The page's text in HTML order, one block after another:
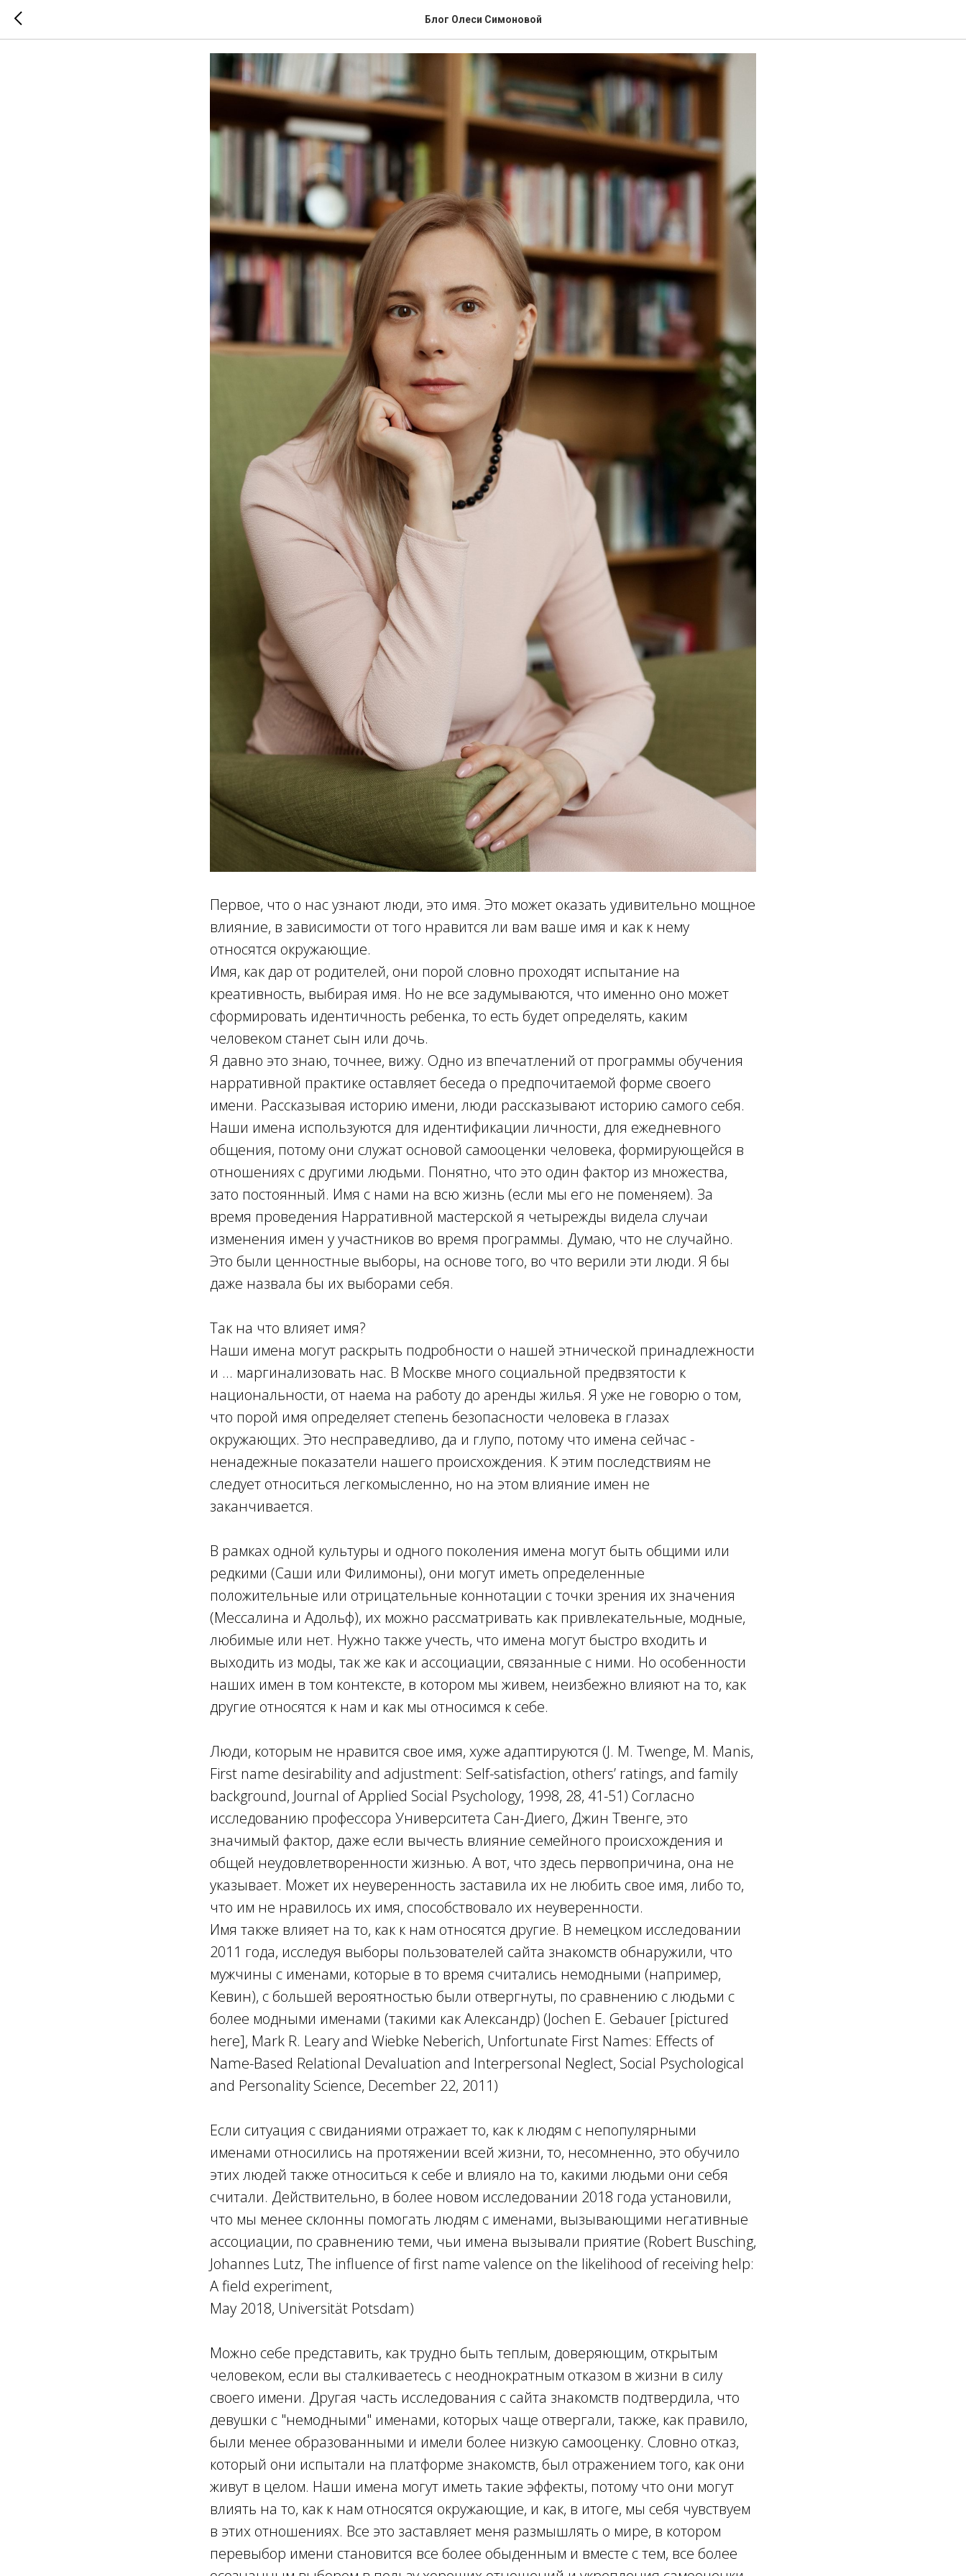
Блог Олеси Симоновой
Имя — уже знамение
Первое, что о нас узнают люди, это имя. Это может оказать удивительно мощное
влияние, в зависимости от того нравится ли вам ваше имя и как к нему
относятся окружающие.
Имя, как дар от родителей, они порой словно проходят испытание на
креативность, выбирая имя. Но не все задумываются, что именно оно может
сформировать идентичность ребенка, то есть будет определять, каким
человеком станет сын или дочь.
Я давно это знаю, точнее, вижу. Одно из впечатлений от программы обучения
нарративной практике оставляет беседа о предпочитаемой форме своего
имени. Рассказывая историю имени, люди рассказывают историю самого себя.
Наши имена используются для идентификации личности, для ежедневного
общения, потому они служат основой самооценки человека, формирующейся в
отношениях с другими людьми. Понятно, что это один фактор из множества,
зато постоянный. Имя с нами на всю жизнь (если мы его не поменяем). За
время проведения Нарративной мастерской я четырежды видела случаи
изменения имен у участников во время программы. Думаю, что не случайно.
Это были ценностные выборы, на основе того, во что верили эти люди. Я бы
даже назвала бы их выборами себя.
Так на что влияет имя?
Наши имена могут раскрыть подробности о нашей этнической принадлежности
и ... маргинализовать нас. В Москве много социальной предвзятости к
национальности, от наема на работу до аренды жилья. Я уже не говорю о том,
что порой имя определяет степень безопасности человека в глазах
окружающих. Это несправедливо, да и глупо, потому что имена сейчас -
ненадежные показатели нашего происхождения. К этим последствиям не
следует относиться легкомысленно, но на этом влияние имен не
заканчивается.
В рамках одной культуры и одного поколения имена могут быть общими или
редкими (Саши или Филимоны), они могут иметь определенные
положительные или отрицательные коннотации с точки зрения их значения
(Мессалина и Адольф), их можно рассматривать как привлекательные, модные,
любимые или нет. Нужно также учесть, что имена могут быстро входить и
выходить из моды, так же как и ассоциации, связанные с ними. Но особенности
наших имен в том контексте, в котором мы живем, неизбежно влияют на то, как
другие относятся к нам и как мы относимся к себе.
Люди, которым не нравится свое имя, хуже адаптируются (J. M. Twenge, M. Manis,
First name desirability and adjustment: Self-satisfaction, others’ ratings, and family
background, Journal of Applied Social Psychology, 1998, 28, 41-51) Согласно
исследованию профессора Университета Сан-Диего, Джин Твенге, это
значимый фактор, даже если вычесть влияние семейного происхождения и
общей неудовлетворенности жизнью. А вот, что здесь первопричина, она не
указывает. Может их неуверенность заставила их не любить свое имя, либо то,
что им не нравилось их имя, способствовало их неуверенности.
Имя также влияет на то, как к нам относятся другие. В немецком исследовании
2011 года, исследуя выборы пользователей сайта знакомств обнаружили, что
мужчины с именами, которые в то время считались немодными (например,
Кевин), с большей вероятностью были отвергнуты, по сравнению с людьми с
более модными именами (такими как Александр) (Jochen E. Gebauer [pictured
here], Mark R. Leary and Wiebke Neberich, Unfortunate First Names: Effects of
Name-Based Relational Devaluation and Interpersonal Neglect, Social Psychological
and Personality Science, December 22, 2011)
Если ситуация с свиданиями отражает то, как к людям с непопулярными
именами относились на протяжении всей жизни, то, несомненно, это обучило
этих людей также относиться к себе и влияло на то, какими людьми они себя
считали. Действительно, в более новом исследовании 2018 года установили,
что мы менее склонны помогать людям с именами, вызывающими негативные
ассоциации, по сравнению теми, чьи имена вызывали приятие (Robert Busching,
Johannes Lutz, The influence of first name valence on the likelihood of receiving help:
A field experiment,
May 2018, Universität Potsdam)
Можно себе представить, как трудно быть теплым, доверяющим, открытым
человеком, если вы сталкиваетесь с неоднократным отказом в жизни в силу
своего имени. Другая часть исследования с сайта знакомств подтвердила, что
девушки с "немодными" именами, которых чаще отвергали, также, как правило,
были менее образованными и имели более низкую самооценку. Словно отказ,
который они испытали на платформе знакомств, был отражением того, как они
живут в целом. Наши имена могут иметь такие эффекты, потому что они могут
влиять на то, как к нам относятся окружающие, и как, в итоге, мы себя чувствуем
в этих отношениях. Все это заставляет меня размышлять о мире, в котором
перевыбор имени становится все более обыденным и вместе с тем, все более